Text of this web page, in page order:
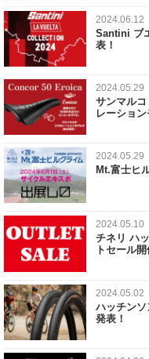
2024.06.12
Santini ブ
表！
2024.05.29
サンマル
レーショ
2024.05.29
Mt.富士ヒ
2024.05.10
チネリ ハ
トセール開
2024.05.02
ハッチン
発表！